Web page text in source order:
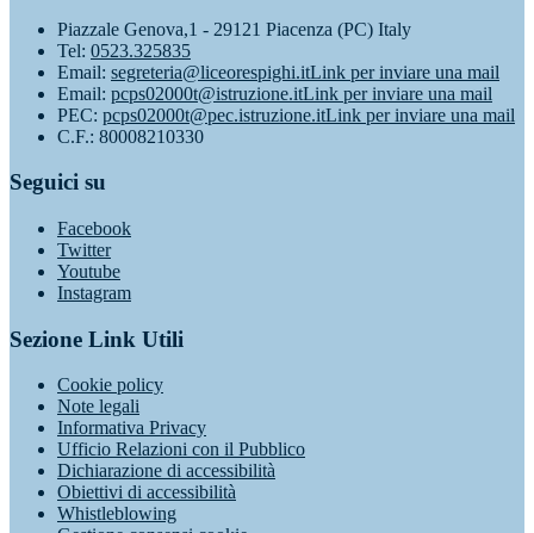
Piazzale Genova,1 - 29121 Piacenza (PC) Italy
Tel: 0523.325835
Email: segreteria@liceorespighi.itLink per inviare una mail
Email: pcps02000t@istruzione.itLink per inviare una mail
PEC: pcps02000t@pec.istruzione.itLink per inviare una mail
C.F.: 80008210330
Seguici su
Facebook
Twitter
Youtube
Instagram
Sezione Link Utili
Cookie policy
Note legali
Informativa Privacy
Ufficio Relazioni con il Pubblico
Dichiarazione di accessibilità
Obiettivi di accessibilità
Whistleblowing